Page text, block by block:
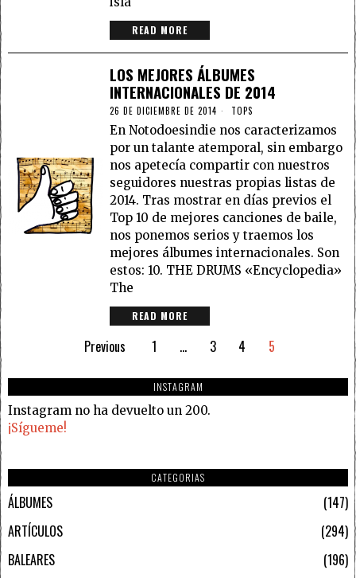
READ MORE
LOS MEJORES ÁLBUMES
INTERNACIONALES DE 2014
26 DE DICIEMBRE DE 2014 TOPS
En Notodoesindie nos caracterizamos
por un talante atemporal, sin embargo
nos apetecía compartir con nuestros
seguidores nuestras propias listas de
2014. Tras mostrar en días previos el
Top 10 de mejores canciones de baile,
nos ponemos serios y traemos los
mejores álbumes internacionales. Son
estos: 10. THE DRUMS «Encyclopedia»
The
READ MORE
Previous 1 … 3 4 5
INSTAGRAM
Instagram no ha devuelto un 200.
¡Sígueme!
CATEGORIAS
ÁLBUMES
147
ARTÍCULOS
294
BALEARES
196